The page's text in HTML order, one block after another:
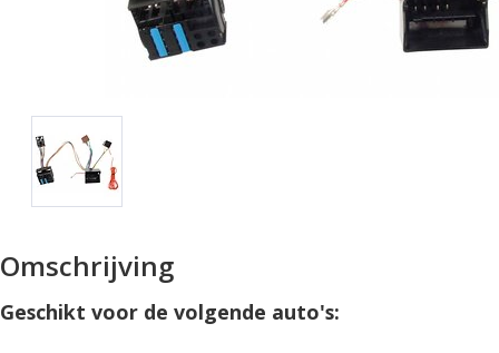
Omschrijving
Geschikt voor de volgende auto's: